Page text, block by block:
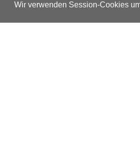
Wir verwenden Session-Cookies